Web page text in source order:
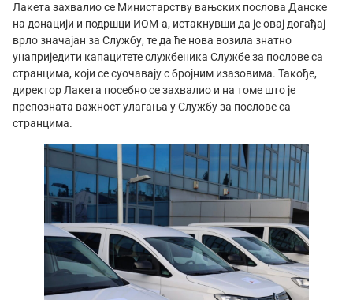
Лакета захвалио се Министарству вањских послова Данске
на донацији и подршци ИОМ-а, истакнувши да је овај догађај
врло значајан за Службу, те да ће нова возила знатно
унаприједити капацитете службеника Службе за послове са
странцима, који се суочавају с бројним изазовима. Такође,
директор Лакета посебно се захвалио и на томе што је
препозната важност улагања у Службу за послове са
странцима.